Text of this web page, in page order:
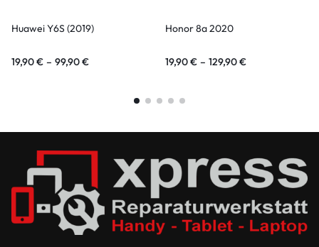
Huawei Y6S (2019)
19,90€ – 99,90€
Honor 8a 2020
19,90€ – 129,90€